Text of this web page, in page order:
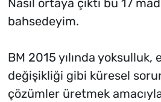
Nasıl ortaya çıktı bu 17
bahsedeyim.
BM 2015 yılında
değişikliği gibi küresel
çözümler üretmek